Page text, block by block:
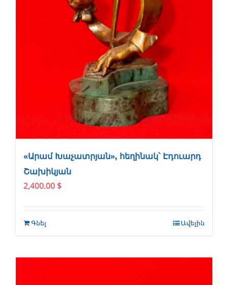
«Արամ Խաչատրյան», հեղինակ՝ Էդուարդ
Շախիկյան
2,400.00 $
Գնել Ավելին